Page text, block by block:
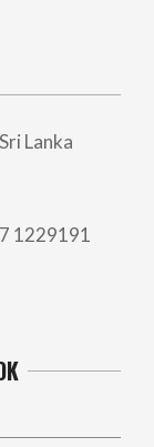
Lanka
1229191